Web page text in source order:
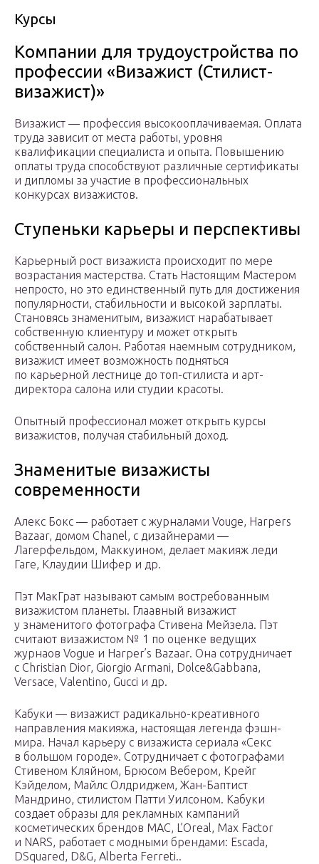
Курсы
Компании для трудоустройства по
профессии «Визажист (Стилист-
визажист)»
Визажист — профессия высокооплачиваемая. Оплата
труда зависит от места работы, уровня
квалификации специалиста и опыта. Повышению
оплаты труда способствуют различные сертификаты
и дипломы за участие в профессиональных
конкурсах визажистов.
Ступеньки карьеры и перспективы
Карьерный рост визажиста происходит по мере
возрастания мастерства. Стать Настоящим Мастером
непросто, но это единственный путь для достижения
популярности, стабильности и высокой зарплаты.
Становясь знаменитым, визажист нарабатывает
собственную клиентуру и может открыть
собственный салон. Работая наемным сотрудником,
визажист имеет возможность подняться
по карьерной лестнице до топ-стилиста и арт-
директора салона или студии красоты.
Опытный профессионал может открыть курсы
визажистов, получая стабильный доход.
Знаменитые визажисты
современности
Алекс Бокс — работает с журналами Vouge, Harpers
Bazaar, домом Chanel, с дизайнерами —
Лагерфельдом, Маккуином, делает макияж леди
Гаге, Клаудии Шифер и др.
Пэт МакГрат называют самым востребованным
визажистом планеты. Глаавный визажист
у знаменитого фотографа Стивена Мейзела. Пэт
считают визажистом № 1 по оценке ведущих
журнаов Vogue и Harper’s Bazaar. Она сотрудничает
с Christian Dior, Giorgio Armani, Dolce&Gabbana,
Versace, Valentino, Gucci и др.
Кабуки — визажист радикально-креативного
направления макияжа, настоящая легенда фэшн-
мира. Начал карьеру с визажиста сериала «Секс
в большом городе». Сотрудничает с фотографами
Стивеном Кляйном, Брюсом Вебером, Крейг
Кэйделом, Майлс Олдриджем, Жан-Баптист
Мандрино, стилистом Патти Уилсоном. Кабуки
создает образы для рекламных кампаний
косметических брендов МАС, L’Oreal, Max Factor
и NARS, работает с модными брендами: Escada,
DSquared, D&G, Alberta Ferreti..